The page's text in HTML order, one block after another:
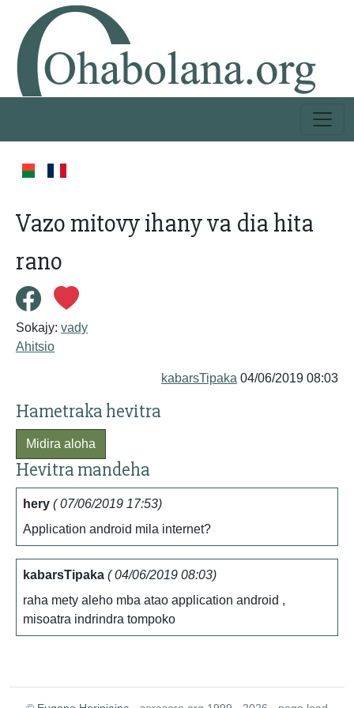
Vazo mitovy ihany va dia hita
rano
Sokajy: vady
Ahitsio
kabarsTipaka 04/06/2019 08:03
Hametraka hevitra
Midira aloha
Hevitra mandeha
hery ( 07/06/2019 17:53)
Application android mila internet?
kabarsTipaka ( 04/06/2019 08:03)
raha mety aleho mba atao application android ,
misoatra indrindra tompoko